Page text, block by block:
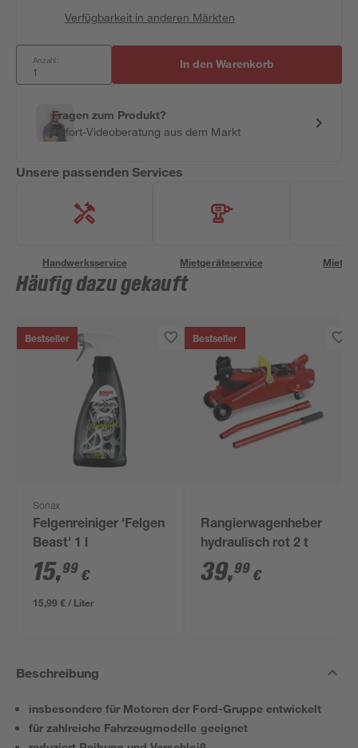
Verfügbarkeit in anderen Märkten
Anzahl: In den Warenkorb
Fragen zum Produkt?
Sofort-Videoberatung aus dem Markt
Unsere passenden Services
Handwerksservice Mietgeräteservice
Häufig dazu gekauft
Bestseller
Sonax
Felgenreiniger 'Felgen
Beast' 1 l
15,99 €
15,99 € / Liter
Bestseller
Rangierwagenheber
hydraulisch rot 2 t
39,99 €
Beschreibung
insbesondere für Motoren der Ford-Gruppe entwickelt
für zahlreiche Fahrzeugmodelle geeignet